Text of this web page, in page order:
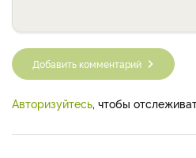
Добавить комментарий
Авторизуйтесь , чтобы